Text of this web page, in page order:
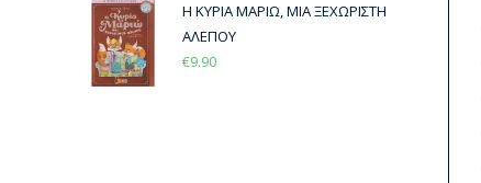
Η ΚΥΡΙΑ ΜΑΡΙΩ, ΜΙΑ ΞΕΧΩΡΙΣΤΗ
ΑΛΕΠΟΥ
€9.90